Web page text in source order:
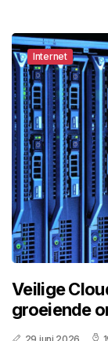
Internet
Veilige
groeiende